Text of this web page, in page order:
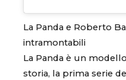
La Panda e Roberto
intramontabili
La Panda è un
storia, la prima serie